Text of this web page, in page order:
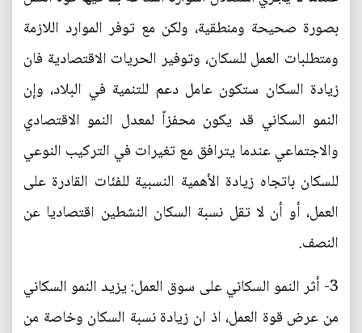
بصورة صحيحة ومنطقية، ولكن مع توفر الموارد اللازمة
ومتطلبات العمل للسكان، وتوفير الحريات الاقتصادية فان
زيادة السكان ستكون عامل دعم للتنمية في البلاد، وإن
النمو السكاني قد يكون محفزاً لمعدل النمو الاقتصادي
والاجتماعي عندما يترافق مع تغيرات في التركيب النوعي
للسكان باتجاه زيادة الأهمية النسبية للفئات القادرة على
العمل، أو أن لا تقل نسبة السكان النشطين اقتصاديا عن
النصف.
3- أثر النمو السكاني على سوق العمل: يزيد النمو السكاني
من عرض قوة العمل، اذ ان زيادة نسبة السكان وخاصة من